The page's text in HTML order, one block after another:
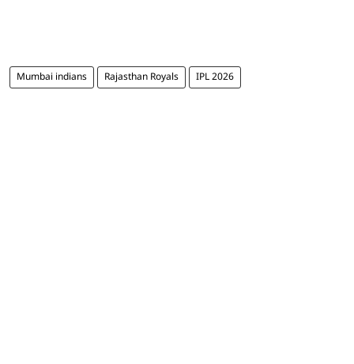
Mumbai indians Rajasthan Royals IPL 2026